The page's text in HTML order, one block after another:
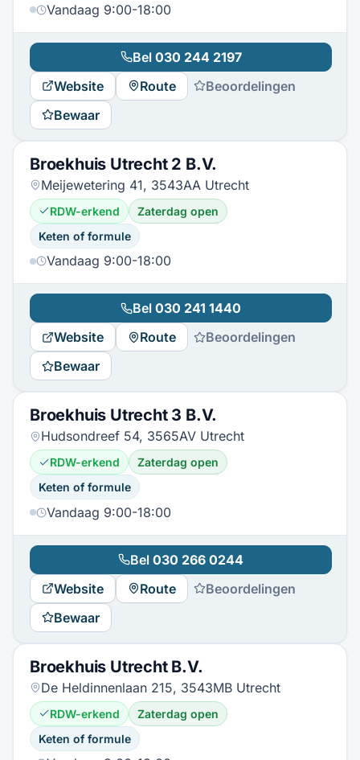
Vandaag 9:00-18:00
Bel 030 244 2197
Website
Route
Beoordelingen
Bewaar
Broekhuis Utrecht 2 B.V.
Meijewetering 41, 3543AA Utrecht
RDW-erkend
Zaterdag open
Keten of formule
Vandaag 9:00-18:00
Bel 030 241 1440
Website
Route
Beoordelingen
Bewaar
Broekhuis Utrecht 3 B.V.
Hudsondreef 54, 3565AV Utrecht
RDW-erkend
Zaterdag open
Keten of formule
Vandaag 9:00-18:00
Bel 030 266 0244
Website
Route
Beoordelingen
Bewaar
Broekhuis Utrecht B.V.
De Heldinnenlaan 215, 3543MB Utrecht
RDW-erkend
Zaterdag open
Keten of formule